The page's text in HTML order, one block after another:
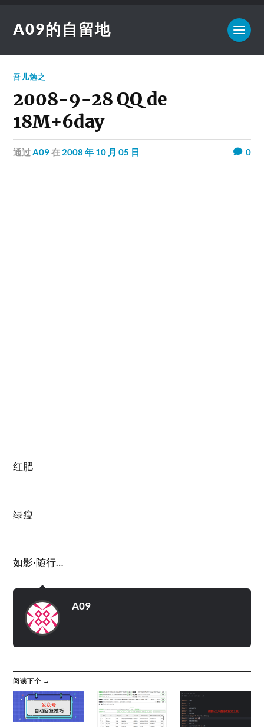
A09的自留地
吾儿勉之
2008-9-28 QQ de
18M+6day
通过A09在 2008 年 10 月 05 日 0
红肥
绿瘦
如影·随行…
A09
阅读下个 →